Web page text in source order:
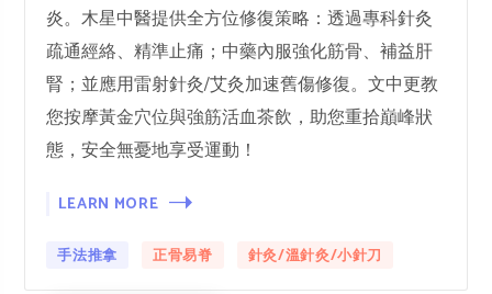
炎。木星中醫提供全方位修復策略：透過專科針灸
疏通經絡、精準止痛；中藥內服強化筋骨、補益肝
腎；並應用雷射針灸/艾灸加速舊傷修復。文中更教
您按摩黃金穴位與強筋活血茶飲，助您重拾巔峰狀
態，安全無憂地享受運動！
LEARN MORE
手法推拿 正骨易脊 針灸/溫針灸/小針刀